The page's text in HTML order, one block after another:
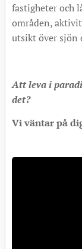
fastigheter och
områden,
utsikt över sjön
Att leva i
det?
Vi väntar på